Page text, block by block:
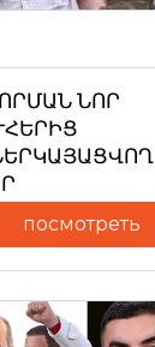
ՆՈՐ
посмотреть